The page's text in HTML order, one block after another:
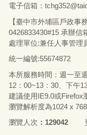
電子信箱：
【臺中市外埔區戶政事
0426833430#15 承辦信
處理單位:兼任人事管理
統一編號:55674872
本所服務時間：週一至
12：00~13：30、下午
建議使用IE9.0或Firefox
瀏覽解析度為1024 x 768
瀏覽人次
129042